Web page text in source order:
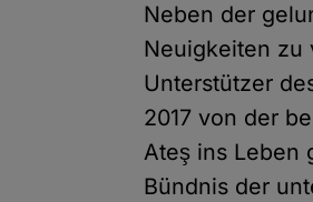
Neben der
Neuigkeiten zu
Unterstützer
2017 von der
Ateş ins Leben
Bündnis der